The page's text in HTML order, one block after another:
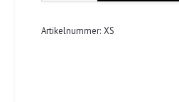
Artikelnummer: XS